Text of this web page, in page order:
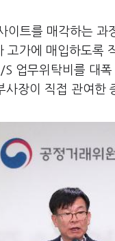
트를 매각하는 과
가에 매입하도록
업무위탁비를 대
장이 직접 관여한